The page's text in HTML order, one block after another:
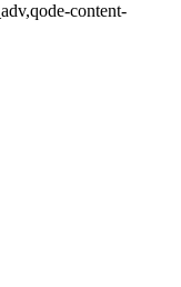
content-